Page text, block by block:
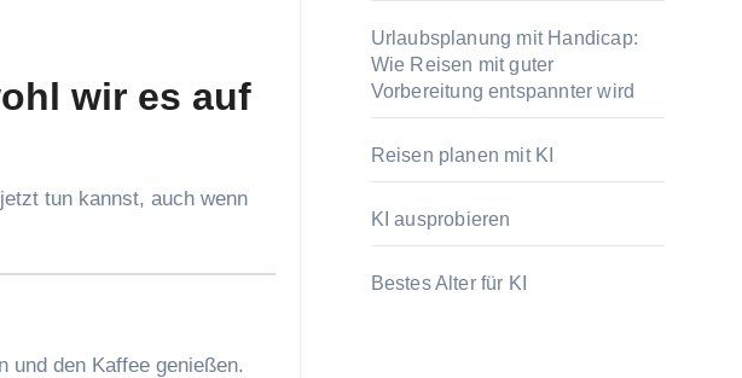
wir es auf
und den Kaffee genießen.
Urlaubsplanung mit Handicap:
Wie Reisen mit guter
Vorbereitung entspannter wird
Reisen planen mit KI
KI ausprobieren
Bestes Alter für KI